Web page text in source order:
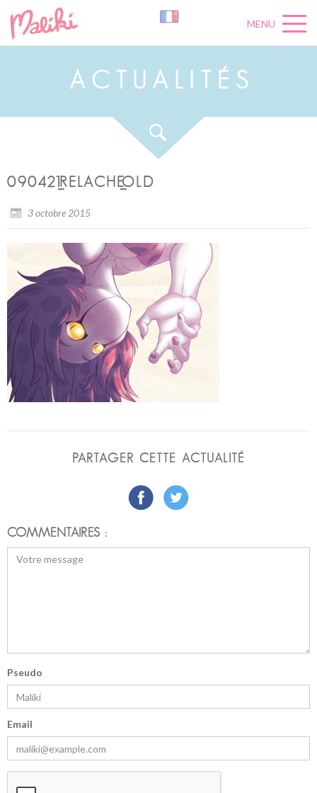
MENU
A C U A L É S
090421_RELACHE_OLD
3 octobre 2015
PARTAGER CETTE ACTUALITÉ
COMMENTAIRES :
Pseudo
Email